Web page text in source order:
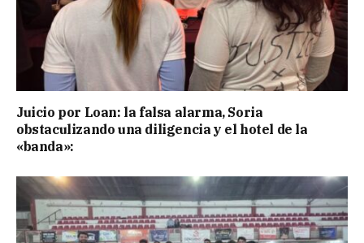
Juicio por Loan: la falsa alarma, Soria
obstaculizando una diligencia y el hotel de la
«banda»: